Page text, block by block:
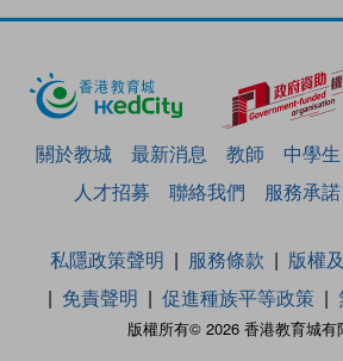
關於教城 最新消息 教師 中學生
人才招募
聯絡我們 服務承諾
版權所有© 2026 香港教育城有
私隱政策聲明 服務條款
版權
免責聲明
促進種族平等政策